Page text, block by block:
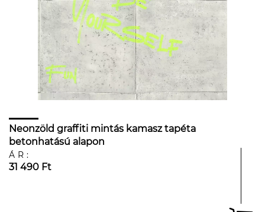
Neonzöld graffiti mintás kamasz tapéta
betonhatású alapon
ÁR:
31 490 Ft